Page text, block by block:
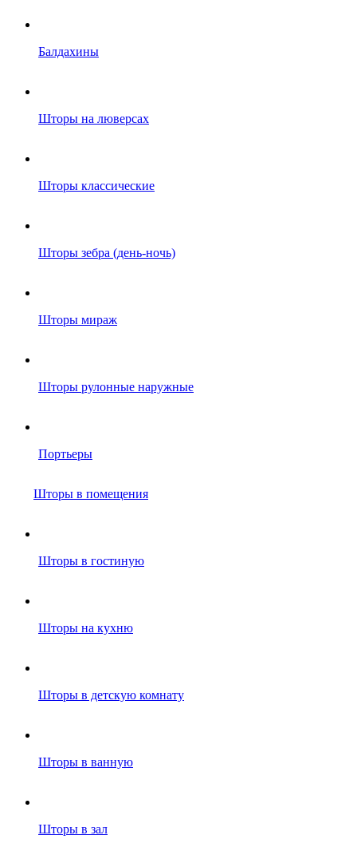
Балдахины
Шторы на люверсах
Шторы классические
Шторы зебра (день-ночь)
Шторы мираж
Шторы рулонные наружные
Портьеры
Шторы в помещения
Шторы в гостиную
Шторы на кухню
Шторы в детскую комнату
Шторы в ванную
Шторы в зал